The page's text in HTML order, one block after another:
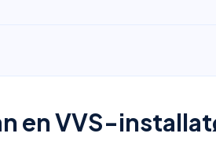
en VVS-